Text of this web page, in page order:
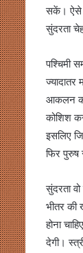
सकें। ऐसे
सुंदरता
पश्चिमी
आकलन कर
कोशिश
इसलिए
फिर पुरुष
सुंदरता
भीतर की
होना
देगी।